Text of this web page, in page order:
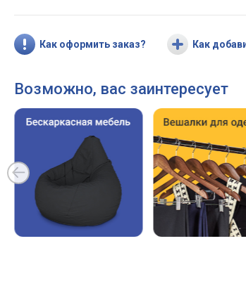
Как оформить заказ? Как
Возможно, вас заинтересует